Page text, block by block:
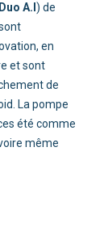
A.I